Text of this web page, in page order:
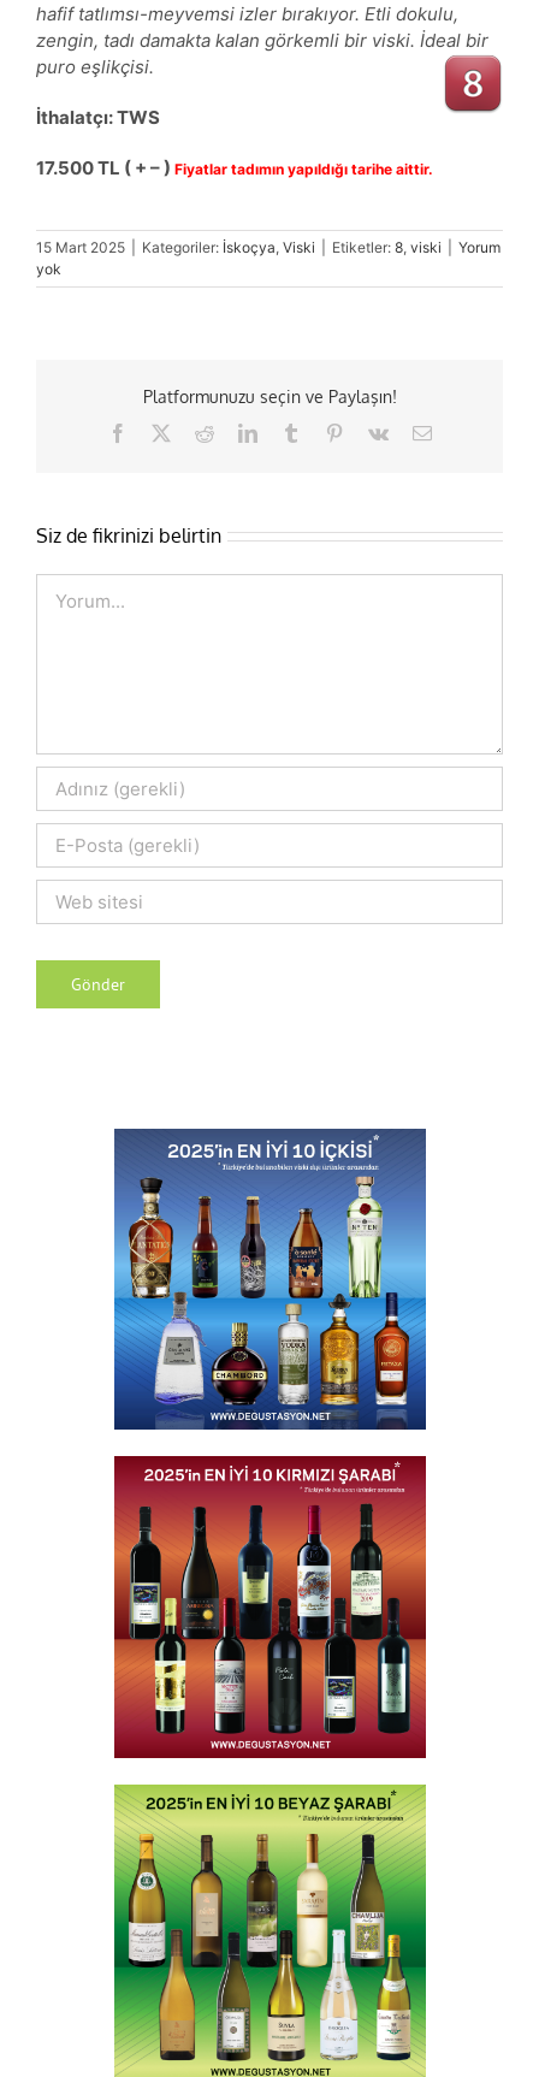
hafif tatlımsı-meyvemsi izler bırakıyor. Etli dokulu,
zengin, tadı damakta kalan görkemli bir viski. İdeal bir
puro eşlikçisi.
İthalatçı: TWS
17.500TL ( + – ) Fiyatlar tadımın yapıldığı tarihe aittir.
15 Mart 2025 Kategoriler: İskoçya Viski Etiketler: 8 viski
Yorum
yok
Platformunuzu seçin ve Paylaşın!
Facebook RedditLinkedInTumblr Pinterest
Vk
E-
Siz de fikrinizi belirtin